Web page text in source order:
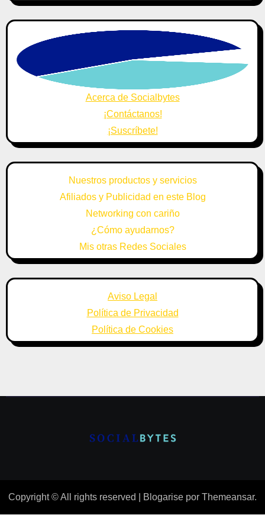
Acerca de Socialbytes
¡Contáctanos!
¡Suscríbete!
Nuestros productos y servicios
Afiliados y Publicidad en este Blog
Networking con cariño
¿Cómo ayudarnos?
Mis otras Redes Sociales
Aviso Legal
Política de Privacidad
Política de Cookies
Copyright © All rights reserved Blogarise por Themeansar.